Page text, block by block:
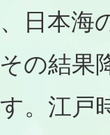
日本海
の結果
。江戸